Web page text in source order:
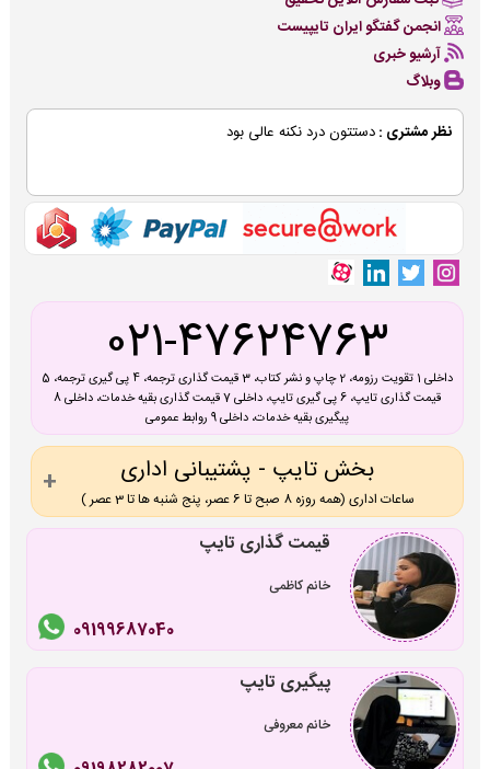
انجمن گفتگو ایران تایپیست
آرشیو خبری
وبلاگ
نظر مشتری :دستتون درد نکنه عالی بود
021-47624763
داخلی 1 تقویت رزومه، 2 چاپ و نشر کتاب، 3 قیمت گذاری ترجمه، 4 پی گیری ترجمه، 5
قیمت گذاری تایپ، 6 پی گیری تایپ، داخلی 7 قیمت گذاری بقیه خدمات، داخلی 8
پیگیری بقیه خدمات، داخلی 9 روابط عمومی
بخش تایپ - پشتیبانی اداری
ساعات اداری (همه روزه 8 صبح تا 6 عصر، پنج شنبه ها تا 3 عصر )
قیمت گذاری تایپ
خانم کاظمی
09199687040
پیگیری تایپ
خانم معروفی